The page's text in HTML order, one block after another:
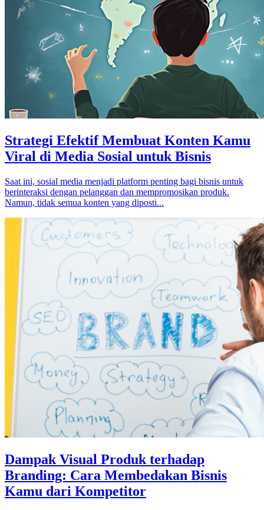
Strategi Efektif Membuat Konten Kamu
Viral di Media Sosial untuk Bisnis
Saat ini, sosial media menjadi platform penting bagi bisnis untuk
berinteraksi dengan pelanggan dan mempromosikan produk.
Namun, tidak semua konten yang diposti...
Dampak Visual Produk terhadap
Branding: Cara Membedakan Bisnis
Kamu dari Kompetitor